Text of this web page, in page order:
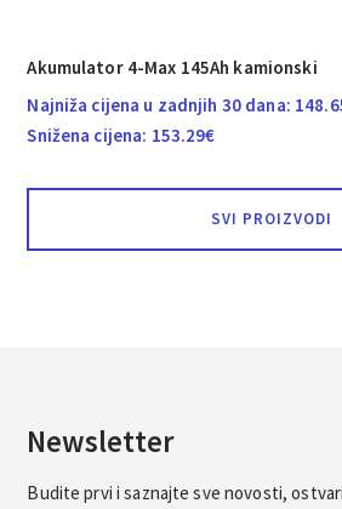
Akumulator 4-Max 145Ah kamionski
Najniža cijena u zadnjih 30 dana:
Snižena cijena: 153.29€
SVI PROIZVODI
Newsletter
Budite prvi i saznajte sve novosti,